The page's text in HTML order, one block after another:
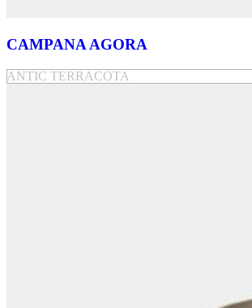
CAMPANA AGORA
ANTIC TERRACOTA